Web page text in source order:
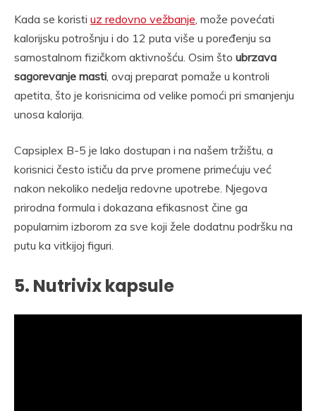
Kada se koristi uz redovno vežbanje , može povećati
kalorijsku potrošnju i do 12 puta više u poređenju sa
samostalnom fizičkom aktivnošću. Osim što ubrzava
sagorevanje masti , ovaj preparat pomaže u kontroli
apetita, što je korisnicima od velike pomoći pri smanjenju
unosa kalorija.
Capsiplex B-5 je lako dostupan i na našem tržištu, a
korisnici često ističu da prve promene primećuju već
nakon nekoliko nedelja redovne upotrebe. Njegova
prirodna formula i dokazana efikasnost čine ga
popularnim izborom za sve koji žele dodatnu podršku na
putu ka vitkijoj figuri.
5. Nutrivix kapsule